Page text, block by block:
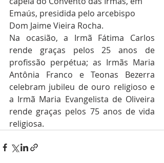
Emaús, presidida pelo arcebispo
Dom Jaime Vieira Rocha.
Na ocasião, a Irmã Fátima Carlos
rende graças pelos 25 anos de
profissão perpétua; as Irmãs Maria
Antônia Franco e Teonas Bezerra
celebram jubileu de ouro religioso e
a Irmã Maria Evangelista de Oliveira
rende graças pelos 75 anos de vida
religiosa.